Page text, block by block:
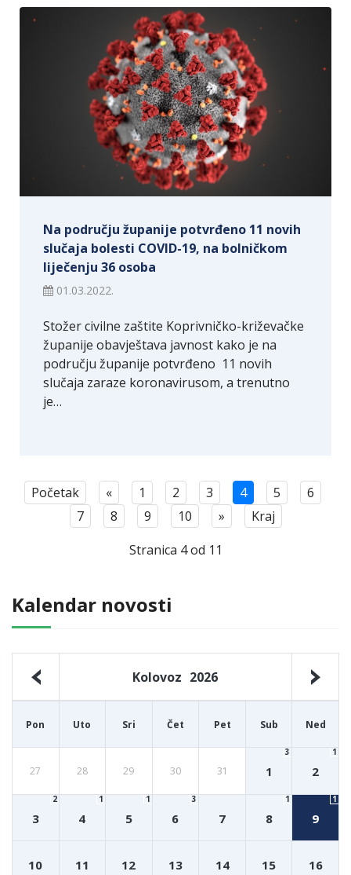
Kalendar novosti
Kolovoz 2026
Pon Uto Sri Čet Pet Sub Ned
27 28 29 30 31 1
3
2
1
3
2
4
1
5
1
6
3
7 8
1
9
1
10 11 12 13 14 15 16
Na području županije potvrđeno 11 novih
slučaja bolesti COVID-19, na bolničkom
liječenju 36 osoba
01.03.2022.
Stožer civilne zaštite Koprivničko-križevačke
županije obavještava javnost kako je na
području županije potvrđeno 11 novih
slučaja zaraze koronavirusom, a trenutno
je…
Početak « 1 2 3 4 5
6
7
8 9 10 »
Kraj
Stranica 4 od 11